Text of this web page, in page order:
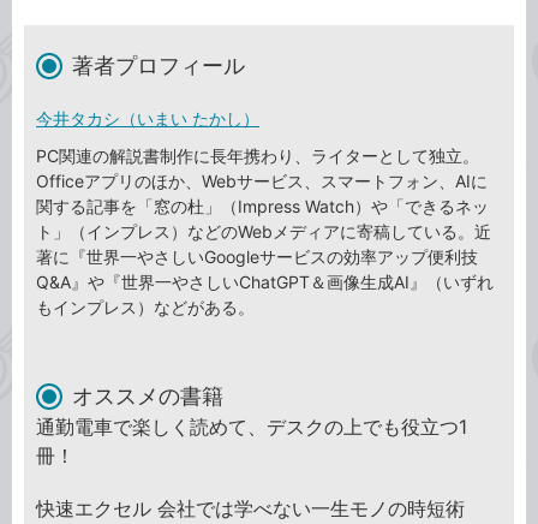
著者プロフィール
今井タカシ（いまい たかし）
PC関連の解説書制作に長年携わり、ライターとして独立。
Officeアプリのほか、Webサービス、スマートフォン、AIに
関する記事を「窓の杜」（Impress Watch）や「できるネッ
ト」（インプレス）などのWebメディアに寄稿している。近
著に『世界一やさしいGoogleサービスの効率アップ便利技
Q&A』や『世界一やさしいChatGPT＆画像生成AI』（いずれ
もインプレス）などがある。
オススメの書籍
通勤電車で楽しく読めて、デスクの上でも役立つ1
冊！
快速エクセル 会社では学べない一生モノの時短術